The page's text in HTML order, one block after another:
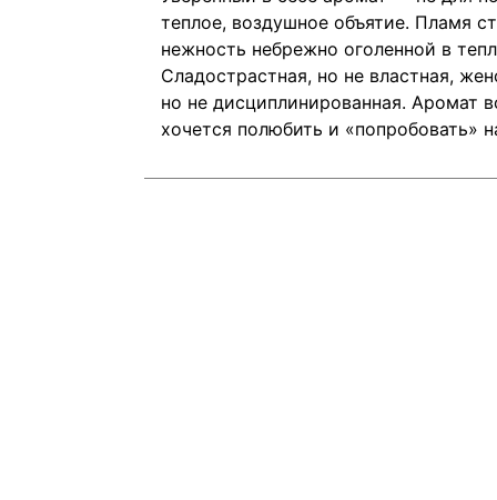
теплое, воздушное объятие. Пламя
нежность небрежно оголенной в
Сладострастная, но не властная,
но не дисциплинированная. Аромат
хочется полюбить и «попробовать»